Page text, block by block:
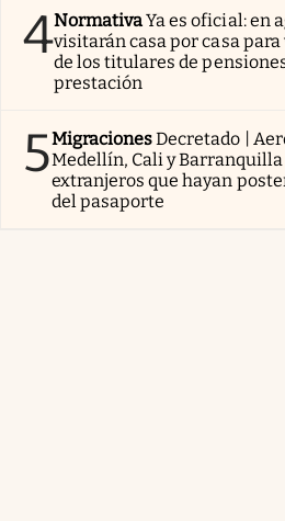
4NormativaYa es oficial: en
visitarán casa por casa
de los titulares de
prestación
5MigracionesDecretado |
Medellín, Cali y
extranjeros que hayan
del pasaporte